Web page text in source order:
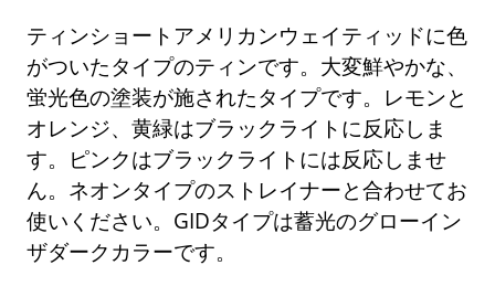
ティンショートアメリカンウェイティッドに色
がついたタイプのティンです。大変鮮やかな、
蛍光色の塗装が施されたタイプです。レモンと
オレンジ、黄緑はブラックライトに反応しま
す。ピンクはブラックライトには反応しませ
ん。ネオンタイプのストレイナーと合わせてお
使いください。GIDタイプは蓄光のグローイン
ザダークカラーです。